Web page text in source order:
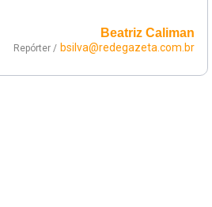
Beatriz Caliman
Repórter / bsilva@redegazeta.com.br